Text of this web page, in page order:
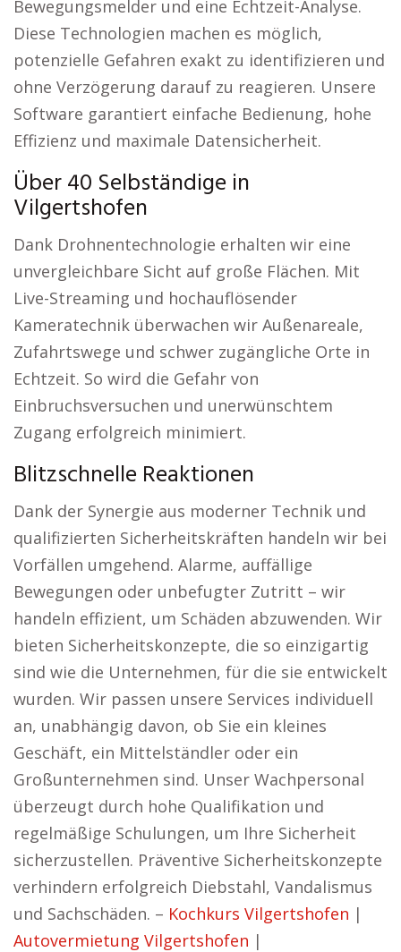
Bewegungsmelder und eine Echtzeit-Analyse.
Diese Technologien machen es möglich,
potenzielle Gefahren exakt zu identifizieren und
ohne Verzögerung darauf zu reagieren. Unsere
Software garantiert einfache Bedienung, hohe
Effizienz und maximale Datensicherheit.
Über 40 Selbständige in
Vilgertshofen
Dank Drohnentechnologie erhalten wir eine
unvergleichbare Sicht auf große Flächen. Mit
Live-Streaming und hochauflösender
Kameratechnik überwachen wir Außenareale,
Zufahrtswege und schwer zugängliche Orte in
Echtzeit. So wird die Gefahr von
Einbruchsversuchen und unerwünschtem
Zugang erfolgreich minimiert.
Blitzschnelle Reaktionen
Dank der Synergie aus moderner Technik und
qualifizierten Sicherheitskräften handeln wir bei
Vorfällen umgehend. Alarme, auffällige
Bewegungen oder unbefugter Zutritt – wir
handeln effizient, um Schäden abzuwenden. Wir
bieten Sicherheitskonzepte, die so einzigartig
sind wie die Unternehmen, für die sie entwickelt
wurden. Wir passen unsere Services individuell
an, unabhängig davon, ob Sie ein kleines
Geschäft, ein Mittelständler oder ein
Großunternehmen sind. Unser Wachpersonal
überzeugt durch hohe Qualifikation und
regelmäßige Schulungen, um Ihre Sicherheit
sicherzustellen. Präventive Sicherheitskonzepte
verhindern erfolgreich Diebstahl, Vandalismus
und Sachschäden. – Kochkurs Vilgertshofen |
Autovermietung Vilgertshofen |